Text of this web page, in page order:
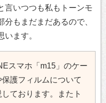
言いつつも私もトーンモ
もまだまだあるので、
ます。
スマホ「m15」のケー
保護フィルムについて
しております。またト